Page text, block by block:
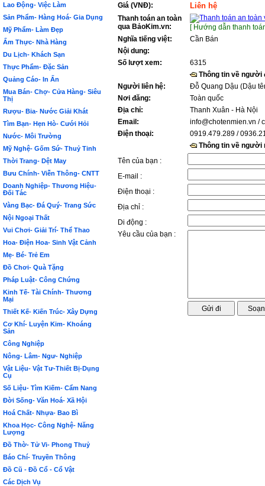
Lao Động- Việc Làm
Sản Phẩm- Hàng Hoá- Gia Dụng
Mỹ Phẩm- Làm Đẹp
Ẩm Thực- Nhà Hàng
Du Lịch- Khách Sạn
Thực Phẩm- Đặc Sản
Quảng Cáo- In Ấn
Mua Bán- Chợ- Cửa Hàng- Siêu
Thị
Rượu- Bia- Nước Giải Khát
Tìm Bạn- Hẹn Hò- Cưới Hỏi
Nước- Môi Trường
Mỹ Nghệ- Gốm Sứ- Thuỷ Tinh
Thời Trang- Dệt May
Bưu Chính- Viễn Thông- CNTT
Doanh Nghiệp- Thương Hiệu-
Đối Tác
Vàng Bạc- Đá Quý- Trang Sức
Nội Ngoại Thất
Vui Chơi- Giải Trí- Thể Thao
Hoa- Điện Hoa- Sinh Vật Cảnh
Mẹ- Bé- Trẻ Em
Đồ Chơi- Quà Tặng
Pháp Luật- Công Chứng
Kinh Tế- Tài Chính- Thương
Mại
Thiết Kế- Kiến Trúc- Xây Dựng
Cơ Khí- Luyện Kim- Khoáng
Sản
Công Nghiệp
Nông- Lâm- Ngư- Nghiệp
Vật Liệu- Vật Tư-Thiết Bị-Dụng
Cụ
Số Liệu- Tìm Kiếm- Cẩm Nang
Đời Sống- Văn Hoá- Xã Hội
Hoá Chất- Nhựa- Bao Bì
Khoa Học- Công Nghệ- Năng
Lượng
Đồ Thờ- Tử Vi- Phong Thuỷ
Báo Chí- Truyền Thông
Đồ Cũ - Đồ Cổ - Cổ Vật
Các Dịch Vụ
Giá (VNĐ):
Liên hệ
Thanh toán an toàn
qua BảoKim.vn:
[ Hướng dẫn thanh
Nghĩa tiếng việt:
Cần Bán
Nội dung:
Số lượt xem:
6315
Thông tin về người
Người liên hệ:
Đỗ Quang Dậu (Dậu
Nơi đăng:
Toàn quốc
Địa chỉ:
Thanh Xuân - Hà Nội
Email:
info@chotenmien.vn /
Điện thoại:
0919.479.289 /
Thông tin về người
Tên của bạn :
E-mail :
Điện thoại :
Địa chỉ :
Di động :
Yêu cầu của bạn :